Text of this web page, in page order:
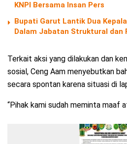
KNPI Bersama Insan Pers
Bupati Garut Lantik Dua
Dalam Jabatan Struktural dan
Terkait aksi yang dilakukan dan
sosial, Ceng Aam menyebutkan
secara spontan karena situasi di
“Pihak kami sudah meminta maaf